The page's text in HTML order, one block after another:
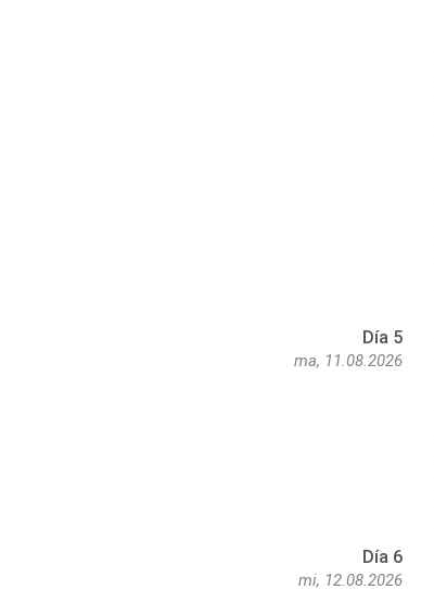
Día 5
ma, 11.08.2026
Día 6
mi, 12.08.2026